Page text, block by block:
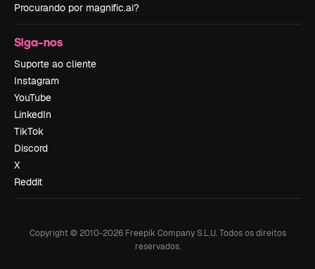
Procurando por magnific.ai?
Siga-nos
Suporte ao cliente
Instagram
YouTube
LinkedIn
TikTok
Discord
X
Reddit
Copyright © 2010-2026Freepik Company S.L.U. Todos os direitos
reservados.